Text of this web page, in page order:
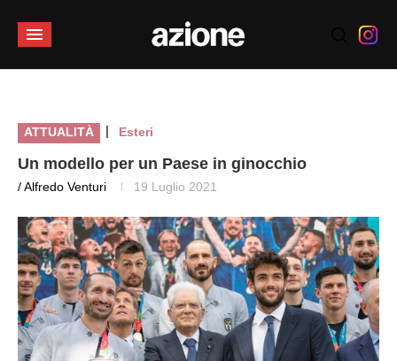
ATTUALITÀ | Esteri
Un modello per un Paese in ginocchio
/ Alfredo Venturi 19 Luglio 2021